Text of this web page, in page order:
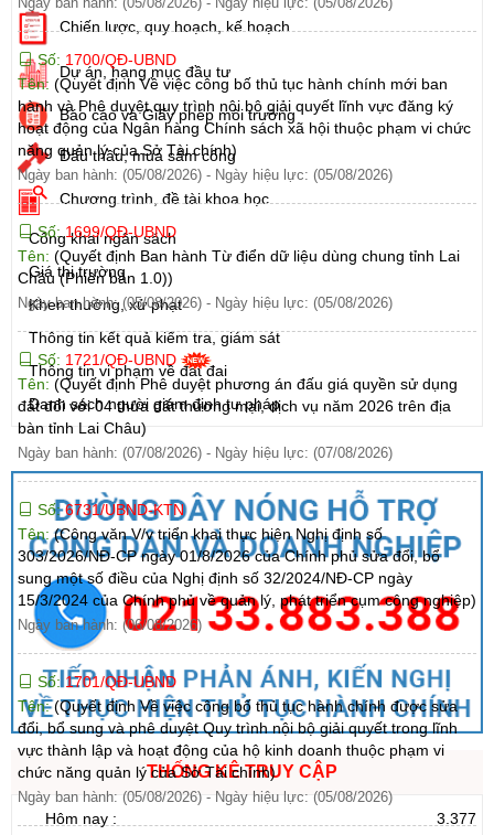
Số: 1700/QĐ-UBND
Tên: (Quyết định Về việc công bố thủ tục hành chính mới ban
hành và Phê duyệt quy trình nội bộ giải quyết lĩnh vực đăng ký
hoạt động của Ngân hàng Chính sách xã hội thuộc phạm vi chức
năng quản lý của Sở Tài chính)
Ngày ban hành: (05/08/2026) - Ngày hiệu lực: (05/08/2026)
Số: 1699/QĐ-UBND
Tên: (Quyết định Ban hành Từ điển dữ liệu dùng chung tỉnh Lai
Châu (Phiên bản 1.0))
Ngày ban hành: (05/08/2026) - Ngày hiệu lực: (05/08/2026)
Số: 1721/QĐ-UBND
Tên: (Quyết định Phê duyệt phương án đấu giá quyền sử dụng
đất đối với 04 thửa đất thương mại, dịch vụ năm 2026 trên địa
bàn tỉnh Lai Châu)
Ngày ban hành: (07/08/2026) - Ngày hiệu lực: (07/08/2026)
Số:6731/UBND-KTN
Tên:(Công văn V/v triển khai thực hiện Nghị định số
303/2026/NĐ-CP ngày 01/8/2026 của Chính phủ sửa đổi, bổ
sung một số điều của Nghị định số 32/2024/NĐ-CP ngày
15/3/2024 của Chính phủ về quản lý, phát triển cụm công nghiệp)
Ngày ban hành: (06/08/2026)
Số: 1701/QĐ-UBND
Tên:(Quyết định Về việc công bố thủ tục hành chính được sửa
đổi, bổ sung và phê duyệt Quy trình nội bộ giải quyết trong lĩnh
vực thành lập và hoạt động của hộ kinh doanh thuộc phạm vi
chức năng quản lý của Sở Tài chính)
Ngày ban hành: (05/08/2026) - Ngày hiệu lực: (05/08/2026)
Chiến lược, quy hoạch, kế hoạch
Dự án, hạng mục đầu tư
Báo cáo và Giấy phép môi trường
Đấu thầu, mua sắm công
Chương trình, đề tài khoa học
Công khai ngân sách
Giá thị trường
Khen thưởng, xử phạt
Thông tin kết quả kiểm tra, giám sát
Thông tin vi phạm về đất đai
Danh sách người giám định tư pháp
THỐNG KÊ TRUY CẬP
Hôm nay :
3.377